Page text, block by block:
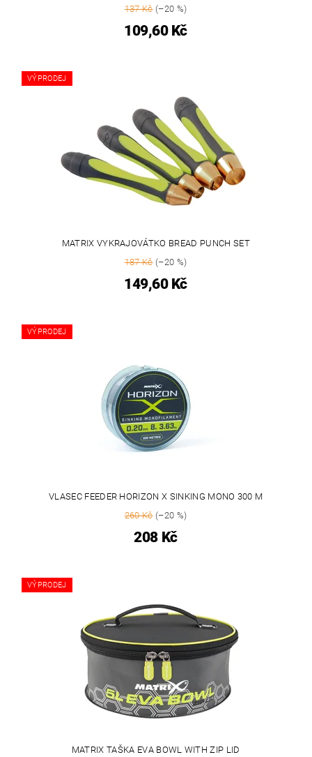
137 Kč(–20 %)
109,60 Kč
VÝPRODEJ
MATRIX VYKRAJOVÁTKO BREAD PUNCH SET
187 Kč(–20 %)
149,60 Kč
VÝPRODEJ
VLASEC FEEDER HORIZON X SINKING MONO 300 M
260 Kč(–20 %)
208 Kč
VÝPRODEJ
MATRIX TAŠKA EVA BOWL WITH ZIP LID